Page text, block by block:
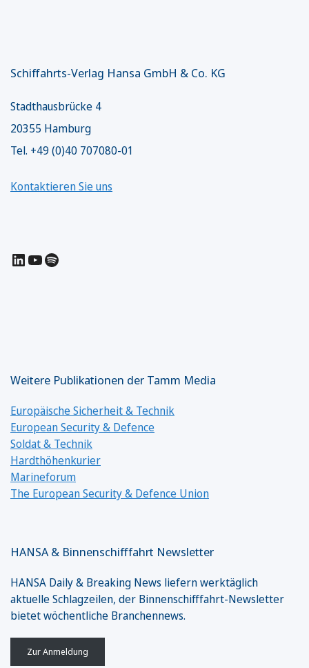
Schiffahrts-Verlag Hansa GmbH & Co. KG
Stadthausbrücke 4
20355 Hamburg
Tel. +49 (0)40 707080-01
Kontaktieren Sie uns
LinkedIn
YouTube
Spotify
Weitere Publikationen der Tamm Media
Europäische Sicherheit & Technik
European Security & Defence
Soldat & Technik
Hardthöhenkurier
Marineforum
The European Security & Defence Union
HANSA & Binnenschifffahrt Newsletter
HANSA Daily & Breaking News liefern werktäglich
aktuelle Schlagzeilen, der Binnenschifffahrt-Newsletter
bietet wöchentliche Branchennews.
Zur Anmeldung